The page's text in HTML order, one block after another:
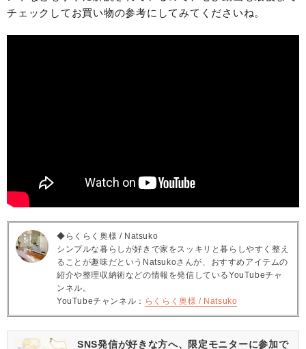
チェックしてお買い物の参考にしてみてくださいね。
◆らくらく奥様 / Natsuko
シンプルな暮らしが好きで家をスッキリと暮らしやすく整え
ることが趣味だというNatsukoさんが、おすすめアイテムの
紹介や整理収納術などの情報を発信しているYouTubeチャ
ンネル。
YouTubeチャンネル： らくらく奥様 / Natsuko
SNS発信が好きな方へ、限定モニターに参加で